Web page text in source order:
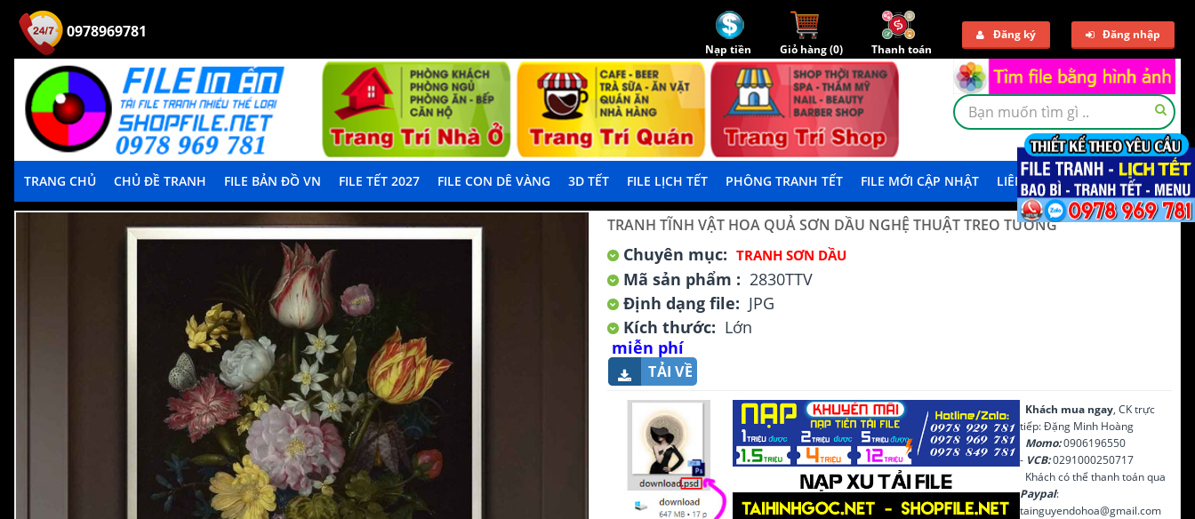
0978969781
Nạp tiền Giỏ hàng (0) Thanh toán
Đăng ký Đăng nhập
TRANG CHỦ CHỦ ĐỀ TRANH FILE BẢN ĐỒ VN FILE TẾT 2027 FILE CON DÊ VÀNG 3D TẾT FILE LỊCH TẾT PHÔNG TRANH TẾT FILE MỚI CẬP NHẬT LIÊN HỆ TẢI DEMO
TRANH TĨNH VẬT HOA QUẢ SƠN DẦU NGHỆ THUẬT TREO TƯỜNG
Chuyên mục: TRANH SƠN DẦU
Mã sản phẩm : 2830TTV
Định dạng file: JPG
Kích thước: Lớn
miễn phí
TẢI VỀ
Khách mua ngay, CK trực
tiếp: Đặng Minh Hoàng
Momo:0906196550
- VCB:0291000250717
Khách có thể thanh toán qua
Paypal:
tainguyendohoa@gmail.com